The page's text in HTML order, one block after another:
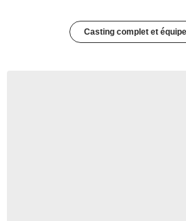
Casting complet et